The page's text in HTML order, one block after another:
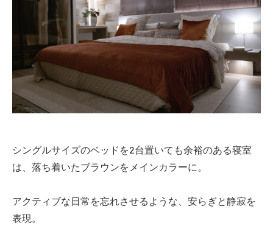
シングルサイズのベッドを2台置いても余裕のある寝室
は、落ち着いたブラウンをメインカラーに。
アクティブな日常を忘れさせるような、安らぎと静寂を
表現。